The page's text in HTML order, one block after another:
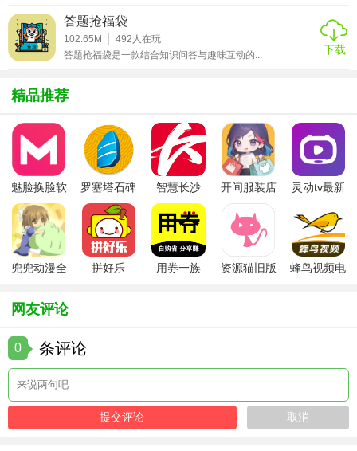
3. 挑战性适中：难度设计合理，既有适合新手的引导，也有
供高手挑战的高难度谜题。
4. 艺术与技术结合：将音乐、视觉效果与游戏机制巧妙结
节奏盒子Piège以其独特的音乐解谜玩法、精美的视觉效果和
引人入胜的故事情节，为玩家带来了一场视听盛宴。游戏不
仅考验玩家的反应能力和逻辑思维，更是一次心灵的旅行，
让玩家在探索与解谜的过程中感受到音乐的魅力。无论是音
乐爱好者还是解谜游戏迷，都能在这款游戏中找到乐趣。
答题抢福袋
102.65M 492 人在玩
答题抢福袋是一款结合知识问答与趣味互动的...
下载
精品推荐
魅脸换脸软
件
罗塞塔石碑
安卓版
智慧长沙
app
开间服装店
灵动tv最新
兜兜动漫全
拼好乐 用券一族 资源猫旧版
蜂鸟视频电
网友评论
0 条评论